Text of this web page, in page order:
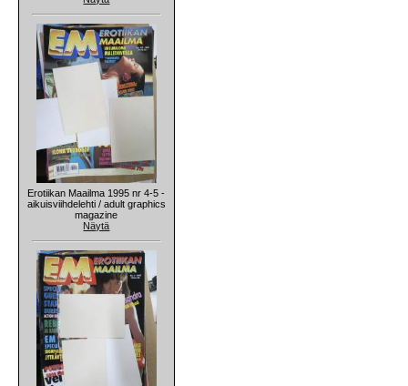
Erotiikan Maailma 1995 nr 4-5 -
aikuisviihdelehti / adult graphics
magazine
Näytä